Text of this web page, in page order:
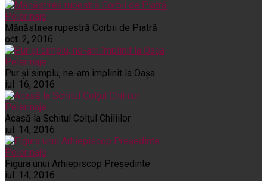
Pelerinaje
Mănăstirea rupestră Corbii de Piatră
oct. 2, 2016
Pelerinaje
Pur şi simplu, ne-am împlinit la Oaşa
iul. 16, 2016
Pelerinaje
Acasă la Schitul Colţul Chiliilor
iul. 14, 2016
Pelerinaje
Figura unui Arhiepiscop Preşedinte
iul. 14, 2016